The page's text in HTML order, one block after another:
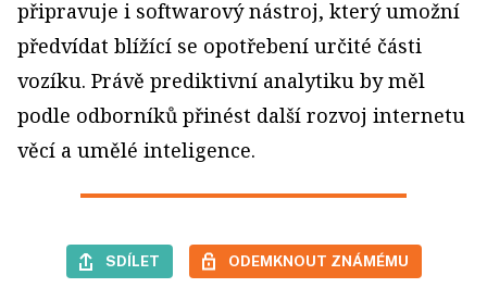
připravuje i softwarový nástroj, který umožní
předvídat blížící se opotřebení určité části
vozíku. Právě prediktivní analytiku by měl
podle odborníků přinést další rozvoj internetu
věcí a umělé inteligence.
SDÍLET ODEMKNOUT ZNÁMÉMU